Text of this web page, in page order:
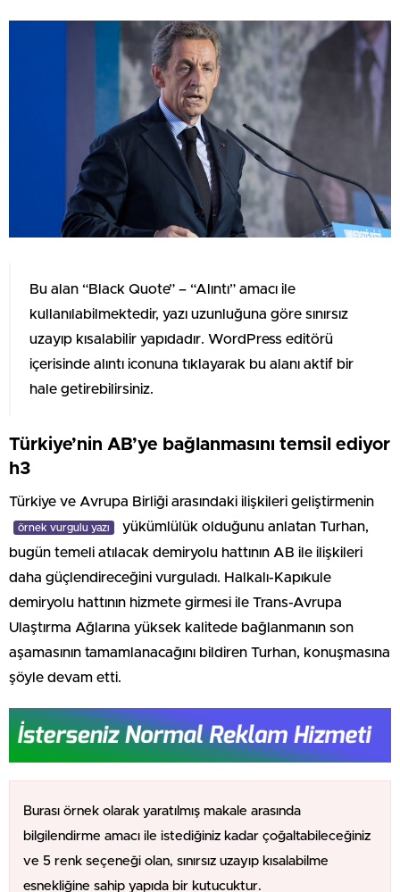
Bu alan “Black Quote” – “Alıntı” amacı ile
kullanılabilmektedir, yazı uzunluğuna göre sınırsız
uzayıp kısalabilir yapıdadır. WordPress editörü
içerisinde alıntı iconuna tıklayarak bu alanı aktif bir
hale getirebilirsiniz.
Türkiye’nin AB’ye bağlanmasını temsil ediyor
h3
Türkiye ve Avrupa Birliği arasındaki ilişkileri geliştirmenin
örnek vurgulu yazı
yükümlülük olduğunu anlatan Turhan,
bugün temeli atılacak demiryolu hattının AB ile ilişkileri
daha güçlendireceğini vurguladı. Halkalı-Kapıkule
demiryolu hattının hizmete girmesi ile Trans-Avrupa
Ulaştırma Ağlarına yüksek kalitede bağlanmanın son
aşamasının tamamlanacağını bildiren Turhan, konuşmasına
şöyle devam etti.
Burası örnek olarak yaratılmış makale arasında
bilgilendirme amacı ile istediğiniz kadar çoğaltabileceğiniz
ve 5 renk seçeneği olan, sınırsız uzayıp kısalabilme
esnekliğine sahip yapıda bir kutucuktur.